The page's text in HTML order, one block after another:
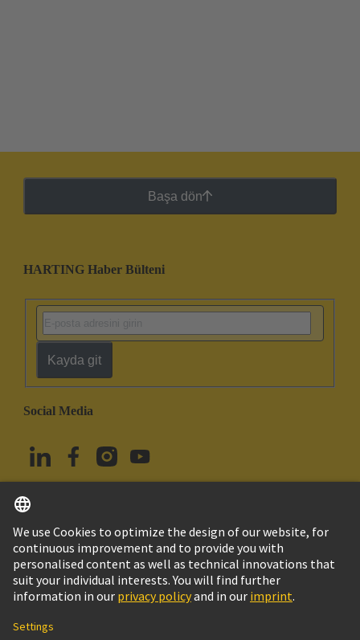
Başa dön
HARTING Haber Bülteni
Kayda git
Social Media
Türkiye Türkçe
© HARTING Technology Group
Imprint